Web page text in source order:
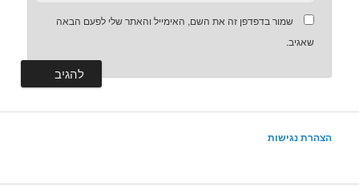
שמור בדפדפן זה את השם, האימייל והאתר שלי לפעם הבאה
שאגיב.
הצהרת נגישות